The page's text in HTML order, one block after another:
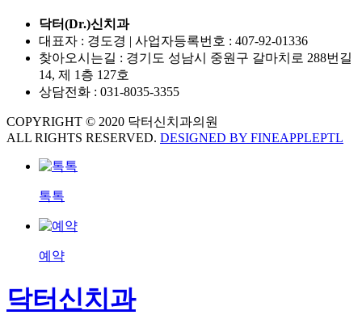
닥터(Dr.)신치과
대표자 : 경도경 | 사업자등록번호 : 407-92-01336
찾아오시는길 : 경기도 성남시 중원구 갈마치로 288번길
14, 제 1층 127호
상담전화 : 031-8035-3355
COPYRIGHT © 2020 닥터신치과의원
ALL RIGHTS RESERVED. DESIGNED BY FINEAPPLEPTL
톡톡
예약
닥터신치과